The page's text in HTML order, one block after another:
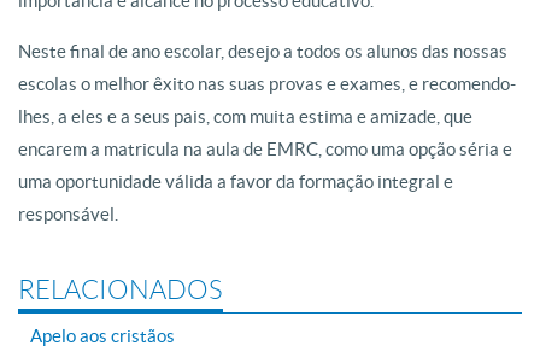
Neste final de ano escolar, desejo a todos os alunos das nossas
escolas o melhor êxito nas suas provas e exames, e recomendo-
lhes, a eles e a seus pais, com muita estima e amizade, que
encarem a matricula na aula de EMRC, como uma opção séria e
uma oportunidade válida a favor da formação integral e
responsável.
RELACIONADOS
Apelo aos cristãos